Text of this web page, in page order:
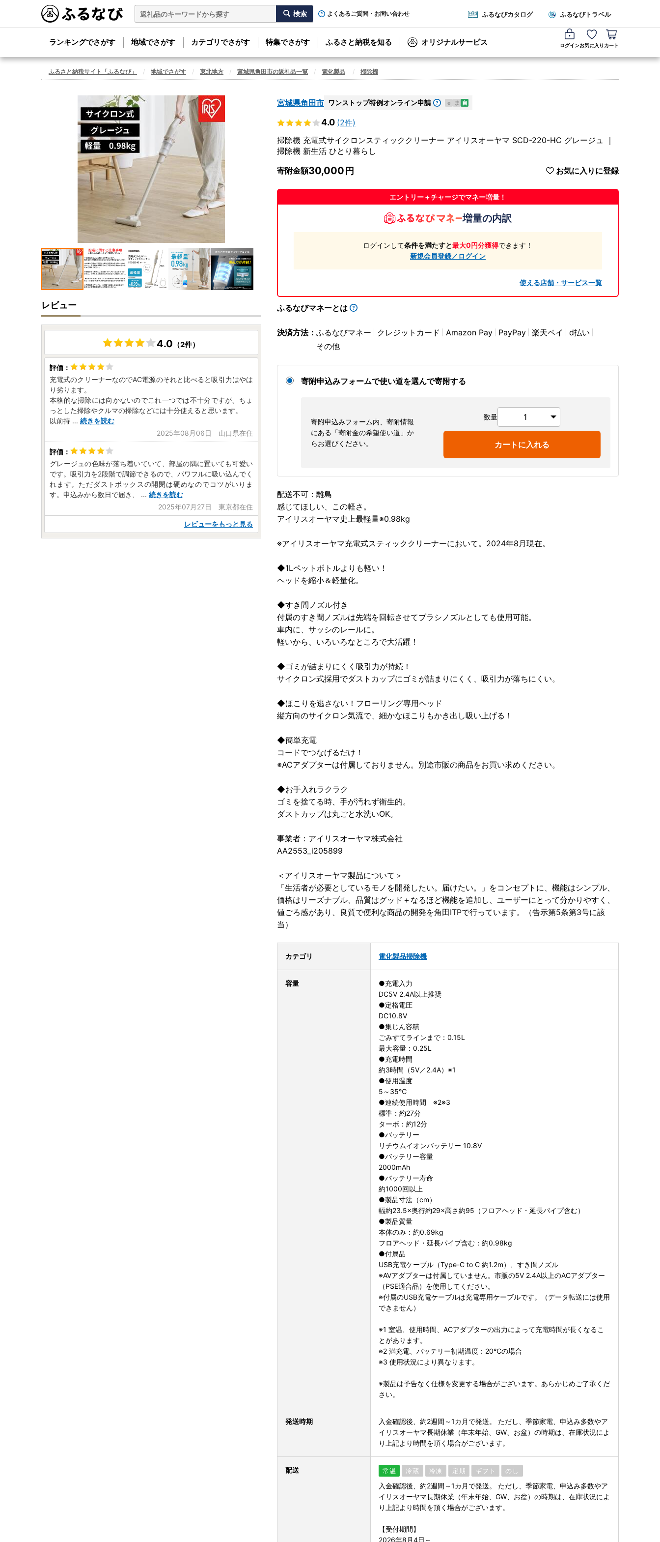
よくあるご質問・お問い合わせ ふるなびカタログ ふるなびトラベル
ランキングでさがす 地域でさがす カテゴリでさがす 特集でさがす ふるさと納税を知る オリジナルサービス ログインお気に入り カート
ふるさと納税サイト「ふるなび」 地域でさがす 東北地方 宮城県角田市の返礼品一覧 電化製品 掃除機
宮城県角田市 ワンストップ特例オンライン申請 e ま 自
4.0 (2件)
掃除機 充電式サイクロンスティッククリーナー アイリスオーヤマ SCD-220-HC グレージュ ｜
掃除機 新生活 ひとり暮らし
寄附金額30,000 お気に入りに登録
エントリー＋チャージでマネー増量！
増量の内訳
ログインして条件を満たすと最大0円分獲得できます！
新規会員登録／ログイン
使える店舗・サービス一覧
ふるなびマネーとは
決済方法： ふるなびマネー クレジットカード Amazon Pay PayPay 楽天ペイ
d払い
その他
寄附申込みフォームで使い道を選んで寄附する
寄附申込みフォーム内、寄附情報
にある「寄附金の希望使い道」か
らお選びください。
数量
カートに入れる
配送不可：離島
感じてほしい、この軽さ。
アイリスオーヤマ史上最軽量※0.98kg
※アイリスオーヤマ充電式スティッククリーナーにおいて。2024年8月現在。
◆1Lペットボトルよりも軽い！
ヘッドを縮小＆軽量化。
◆すき間ノズル付き
付属のすき間ノズルは先端を回転させてブラシノズルとしても使用可能。
車内に、サッシのレールに。
軽いから、いろいろなところで大活躍！
◆ゴミが詰まりにくく吸引力が持続！
サイクロン式採用でダストカップにゴミが詰まりにくく、吸引力が落ちにくい。
◆ほこりを逃さない！フローリング専用ヘッド
縦方向のサイクロン気流で、細かなほこりもかき出し吸い上げる！
◆簡単充電
コードでつなげるだけ！
※ACアダプターは付属しておりません。別途市販の商品をお買い求めください。
◆お手入れラクラク
ゴミを捨てる時、手が汚れず衛生的。
ダストカップは丸ごと水洗いOK。
事業者：アイリスオーヤマ株式会社
AA2553_i205899
＜アイリスオーヤマ製品について＞
「生活者が必要としているモノを開発したい。届けたい。」をコンセプトに、機能はシンプル、
価格はリーズナブル、品質はグッド＋なるほど機能を追加し、ユーザーにとって分かりやすく、
値ごろ感があり、良質で便利な商品の開発を角田ITPで行っています。（告示第5条第3号に該
当）
カテゴリ 電化製品掃除機
容量
●充電入力
DC5V 2.4A以上推奨
●定格電圧
DC10.8V
●集じん容積
ごみすてラインまで：0.15L
最大容量：0.25L
●充電時間
約3時間（5V／2.4A）※1
●使用温度
5～35℃
●連続使用時間 ※2※3
標準：約27分
ターボ：約12分
●バッテリー
リチウムイオンバッテリー 10.8V
●バッテリー容量
2000mAh
●バッテリー寿命
約1000回以上
●製品寸法（cm）
幅約23.5×奥行約29×高さ約95（フロアヘッド・延長パイプ含む）
●製品質量
本体のみ：約0.69kg
フロアヘッド・延長パイプ含む：約0.98kg
●付属品
USB充電ケーブル（Type-C to C 約1.2m）、すき間ノズル
※AVアダプターは付属していません。市販の5V 2.4A以上のACアダプター
（PSE適合品）を使用してください。
※付属のUSB充電ケーブルは充電専用ケーブルです。（データ転送には使用
できません）
※1 室温、使用時間、ACアダプターの出力によって充電時間が長くなるこ
とがあります。
※2 満充電、バッテリー初期温度：20℃の場合
※3 使用状況により異なります。
※製品は予告なく仕様を変更する場合がございます。あらかじめご了承くだ
さい。
発送時期
入金確認後、約2週間～1カ月で発送。 ただし、季節家電、申込み多数やア
イリスオーヤマ長期休業（年末年始、GW、お盆）の時期は、在庫状況によ
り上記より時間を頂く場合がございます。
配送 常温 冷蔵 冷凍 定期 ギフト のし
入金確認後、約2週間～1カ月で発送。 ただし、季節家電、申込み多数やア
イリスオーヤマ長期休業（年末年始、GW、お盆）の時期は、在庫状況によ
り上記より時間を頂く場合がございます。
【受付期間】
2026年8月4日～
レビュー
4.0 （2件）
充電式のクリーナーなのでAC電源のそれと比べると吸引力はやは
り劣ります。
本格的な掃除には向かないのでこれ一つでは不十分ですが、ちょ
っとした掃除やクルマの掃除などには十分使えると思います。
以前持 ... 続きを読む
2025年08月06日 山口県在住
グレージュの色味が落ち着いていて、部屋の隅に置いても可愛い
です。吸引力を2段階で調節できるので、パワフルに吸い込んでく
れます。ただダストボックスの開閉は硬めなのでコツがいりま
す。申込みから数日で届き、
... 続きを読む
2025年07月27日 東京都在住
レビューをもっと見る